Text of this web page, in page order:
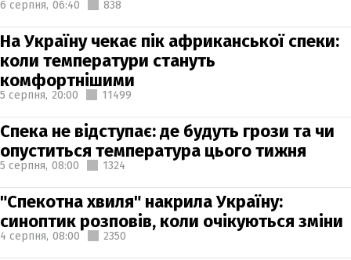
6 серпня, 06:40 838
На Україну чекає пік африканської спеки:
коли температури стануть
комфортнішими
5 серпня, 20:00 11499
Спека не відступає: де будуть грози та чи
опуститься температура цього тижня
5 серпня, 08:00 1324
"Спекотна хвиля" накрила Україну:
синоптик розповів, коли очікуються зміни
4 серпня, 08:00 2350